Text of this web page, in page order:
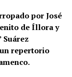
por José
de Íllora y
repertorio